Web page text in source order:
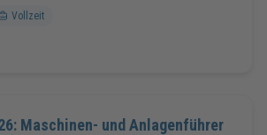
Vollzeit
Maschinen- und Anlagenführer